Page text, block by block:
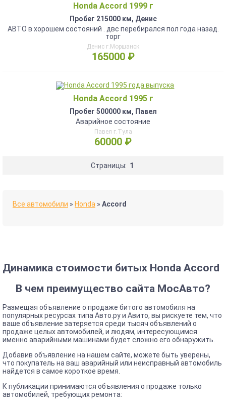
Honda Accord 1999 г
Пробег 215000 км, Денис
АВТО в хорошем состояний . двс перебирался пол года назад.
торг
Денис г.Моршанск
165000 ₽
Honda Accord 1995 г
Пробег 500000 км, Павел
Аварийное состояние
Павел г.Тула
60000 ₽
Страницы: 1
Все автомобили » Honda » Accord
Динамика стоимости битых Honda Accord
В чем преимущество сайта МосАвто?
Размещая объявление о продаже битого автомобиля на
популярных ресурсах типа Авто.ру и Авито, вы рискуете тем, что
ваше объявление затеряется среди тысяч объявлений о
продаже целых автомобилей, и людям, интересующимся
именно аварийными машинами будет сложно его обнаружить.
Добавив объявление на нашем сайте, можете быть уверены,
что покупатель на ваш аварийный или неисправный автомобиль
найдется в самое короткое время.
К публикации принимаются объявления о продаже только
автомобилей, требующих ремонта: